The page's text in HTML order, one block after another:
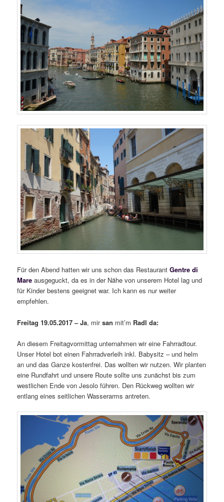
Für den Abend hatten wir uns schon das RestaurantGentre di
Mare ausgeguckt, da es in der Nähe von unserem Hotel lag und
für Kinder bestens geeignet war. Ich kann es nur weiter
empfehlen.
Freitag 19.05.2017 –Ja, mirsan mit’m Radl da:
An diesem Freitagvormittag unternahmen wir eine Fahrradtour.
Unser Hotel bot einen Fahrradverleih inkl. Babysitz – und helm
an und das Ganze kostenfrei. Das wollten wir nutzen. Wir planten
eine Rundfahrt und unsere Route sollte uns zunächst bis zum
westlichen Ende von Jesolo führen. Den Rückweg wollten wir
entlang eines seitlichen Wasserarms antreten.